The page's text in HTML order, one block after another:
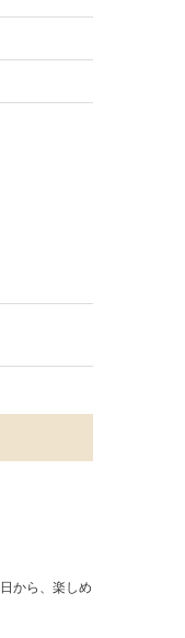
から、楽しめ